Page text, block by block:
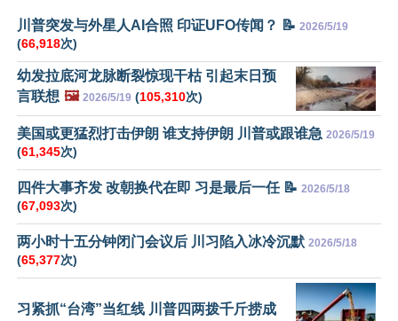
川普突发与外星人AI合照 印证UFO传闻？ 📝 2026/5/19
(66,918次)
幼发拉底河龙脉断裂惊现干枯 引起末日预
言联想 🖼️ 2026/5/19 (105,310次)
美国或更猛烈打击伊朗 谁支持伊朗 川普或跟谁急 2026/5/19
(61,345次)
四件大事齐发 改朝换代在即 习是最后一任 📝 2026/5/18
(67,093次)
两小时十五分钟闭门会议后 川习陷入冰冷沉默 2026/5/18
(65,377次)
习紧抓“台湾”当红线 川普四两拨千斤捞成